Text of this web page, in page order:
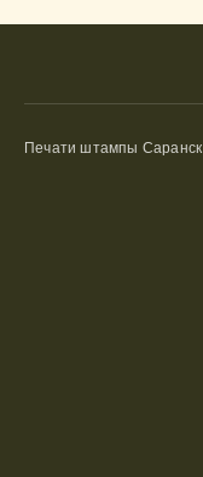
Печати штампы Саранск